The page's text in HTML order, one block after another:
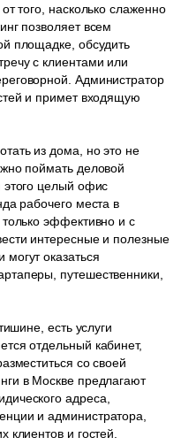
того, насколько слаженно
позволяет всем
площадке, обсудить
с клиентами или
Администратор
и примет входящую
из дома, но это не
поймать деловой
этого целый офис
рабочего места в
только эффективно и с
интересные и полезные
оказаться
путешественники,
есть услуги
отдельный кабинет,
со своей
в Москве предлагают
адреса,
и администратора,
клиентов и гостей.